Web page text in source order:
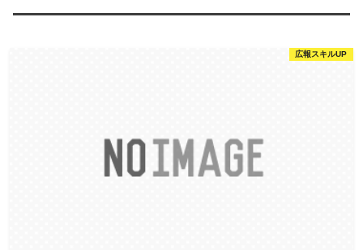
広報スキルUP